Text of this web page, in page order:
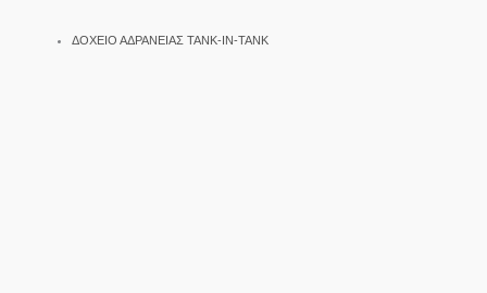
ΔΟΧΕΙΟ ΑΔΡΑΝΕΙΑΣ TANK-IN-TANK